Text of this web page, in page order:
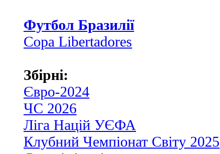
Футбол Бразилії
Copa Libertadores
Збірні:
Євро-2024
ЧС 2026
Ліга Націй УЄФА
Клубний Чемпіонат Світу 2025